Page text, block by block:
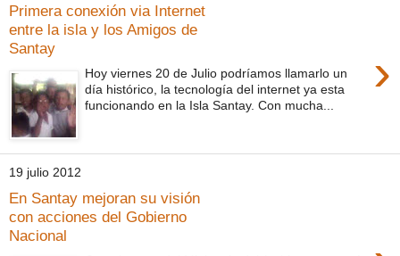
Primera conexión via Internet
entre la isla y los Amigos de
Santay
›
Hoy viernes 20 de Julio podríamos llamarlo un
día histórico, la tecnología del internet ya esta
funcionando en la Isla Santay. Con mucha...
19 julio 2012
En Santay mejoran su visión
con acciones del Gobierno
Nacional